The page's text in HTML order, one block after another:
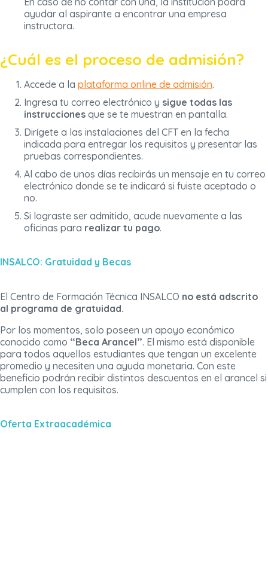
ayudar al aspirante a encontrar una empresa
instructora.
¿Cuál es el proceso de admisión?
Accede a la plataforma online de admisión.
Ingresa tu correo electrónico y sigue todas las
instrucciones que se te muestran en pantalla.
Dirígete a las instalaciones del CFT en la fecha
indicada para entregar los requisitos y presentar las
pruebas correspondientes.
Al cabo de unos días recibirás un mensaje en tu correo
electrónico donde se te indicará si fuiste aceptado o
no.
Si lograste ser admitido, acude nuevamente a las
oficinas para realizar tu pago.
INSALCO: Gratuidad y Becas
El Centro de Formación Técnica INSALCO no está adscrito
al programa de gratuidad.
Por los momentos, solo poseen un apoyo económico
conocido como “Beca Arancel”. El mismo está disponible
para todos aquellos estudiantes que tengan un excelente
promedio y necesiten una ayuda monetaria. Con este
beneficio podrán recibir distintos descuentos en el arancel si
cumplen con los requisitos.
Oferta Extraacadémica